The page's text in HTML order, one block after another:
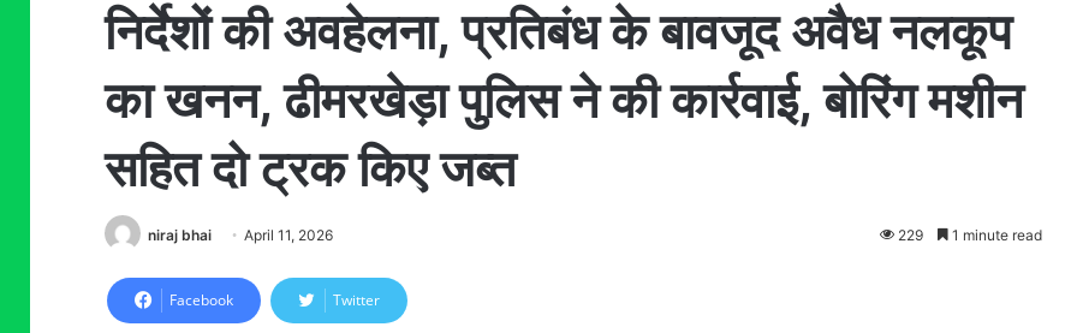
निर्देशों की अवहेलना, प्रतिबंध के बावजूद अवैध नलकूप
का खनन, ढीमरखेड़ा पुलिस ने की कार्रवाई, बोरिंग मशीन
सहित दो ट्रक किए जब्त
niraj bhai April 11, 2026 229 1 minute read
Facebook Twitter